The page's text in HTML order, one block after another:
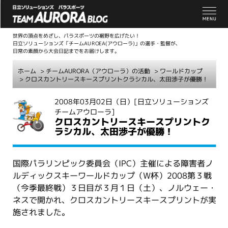
世界の頂点をめざし、パラスポーツの裾野を広げたい！
日立ソリューションズ「チームAUROEA(アウローラ)」の選手・監督が、
日常の素顔から大会日記までをお届けします。
ホーム > チームAURORA（アウローラ）の活動 > ワールドカップ
> クロスカントリースキースプリントクラシカル、太田渉子が優勝！
2008年03月02日（日） [日立ソリューションズ
チームアウローラ]
クロスカントリースキースプリントク
ラシカル、太田渉子が優勝！
国際パラリンピック委員会（IPC）主催による障害者ノ
ルディックスキーワールドカップ（W杯）2008第３戦
（今季最終戦）３日目が３月１日（土）、ノルウェー・
ネスで開かれ、クロスカントリースキースプリントが実
施されました。